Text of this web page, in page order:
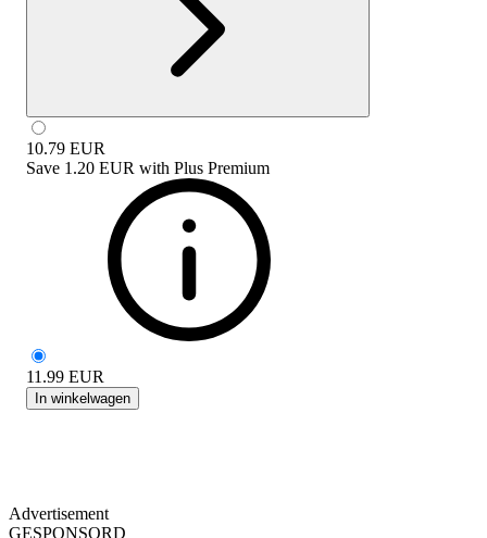
10.79 EUR
Save 1.20 EUR with Plus Premium
11.99 EUR
In winkelwagen
Advertisement
GESPONSORD